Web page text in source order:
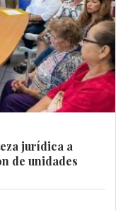
jurídica a
de unidades